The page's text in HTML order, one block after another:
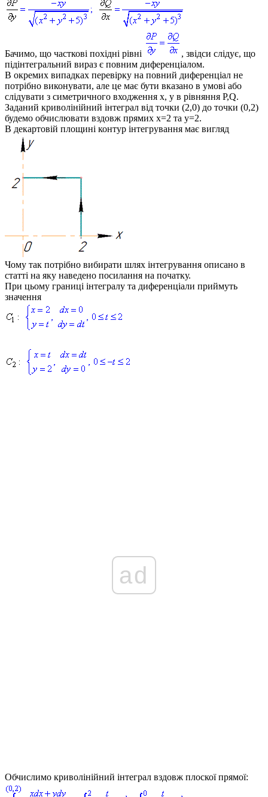
Бачимо, що часткові похідні рівні
, звідси слідує, що
підінтегральний вираз є повним диференціалом.
В окремих випадках перевірку на повний диференціал не
потрібно виконувати, але це має бути вказано в умові або
слідувати з симетричного входження x, y в рівняння P,Q.
Заданий криволінійний інтеграл від точки (2,0) до точки (0,2)
будемо обчислювати вздовж прямих x=2 та y=2.
В декартовій площині контур інтегрування має вигляд
Чому так потрібно вибирати шлях інтегрування описано в
статті на яку наведено посилання на початку.
При цьому границі інтегралу та диференціали приймуть
значення
ad
Обчислимо криволінійний інтеграл вздовж плоскої прямої: